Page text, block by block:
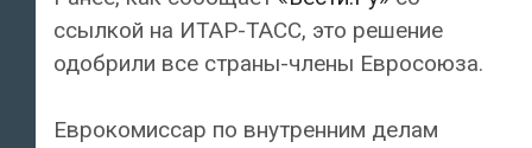
ссылкой на ИТАР-ТАСС, это решение
одобрили все страны-члены Евросоюза.
Еврокомиссар по внутренним делам